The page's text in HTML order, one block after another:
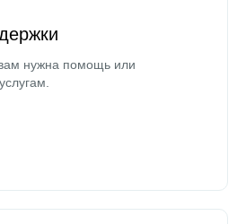
нужна помощь или